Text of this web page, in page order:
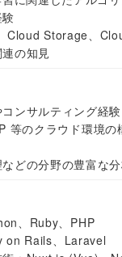
Cloud Storage、
の知見
コンサルティング経験
等のクラウド環境
などの分野の豊富な
、Ruby、PHP
on Rails、Laravel